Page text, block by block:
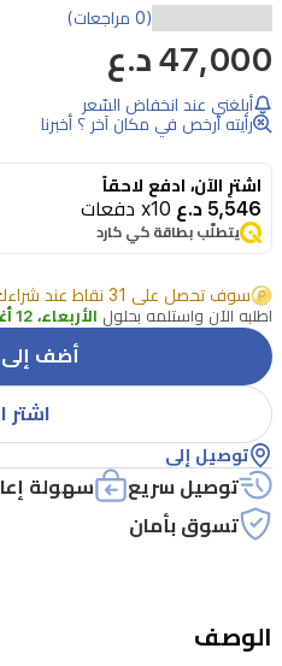
مسمم
بلاك
انتنس
لطافة
هو
خشبي
-
أروماتك
فاخر
ومميز
للجنسين.
تم
إطلاق
في
(0 مراجعات)
47,000 د.ع
أبلغني عند انخفاض السّعر
رأيته أرخص في مكان آخر ؟ أخبرنا
اشترِ الآن، ادفع لاحقاً
5,546 د.ع x10 دفعات
يتطلّب بطاقة كي كارد
سوف تحصل على 31 نقاط عند شراءك هذا المنتج
اطلبه الآن واستلمه بحلول الأربعاء، 12 أغسطس
أضف إلى
اشتر
توصيل إلى
توصيل سريع سهولة
تسوق بأمان
الوصف